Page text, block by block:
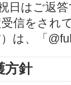
日はご返
信をされ
は、「
方針